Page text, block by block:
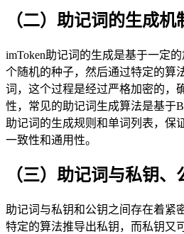
（二）助记词的生成机
imToken助记词的生成是基于一定
个随机的种子，然后通过特定的算
词，这个过程是经过严格加密的，
性，常见的助记词生成算法是基于
助记词的生成规则和单词列表，保
一致性和通用性。
（三）助记词与私钥
助记词与私钥和公钥之间存在着紧
特定的算法推导出私钥，而私钥又